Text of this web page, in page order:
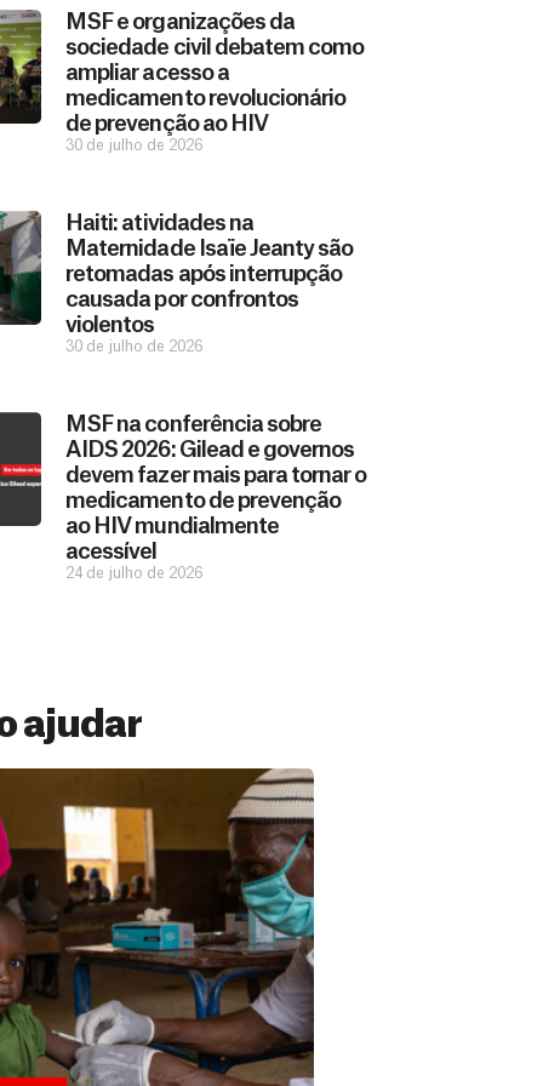
MSF e organizações da
sociedade civil debatem como
ampliar acesso a
medicamento revolucionário
de prevenção ao HIV
30 de julho de 2026
Haiti: atividades na
Maternidade Isaïe Jeanty são
retomadas após interrupção
causada por confrontos
violentos
30 de julho de 2026
MSF na conferência sobre
AIDS 2026: Gilead e governos
devem fazer mais para tornar o
medicamento de prevenção
ao HIV mundialmente
acessível
24 de julho de 2026
ajudar
constantes de pessoas como você
estar preparados para salvar
países. Veja por que se tornar...